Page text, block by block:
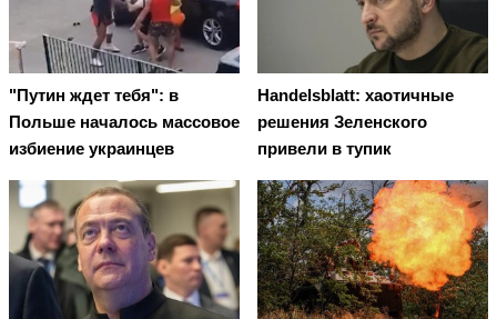
"Путин ждет тебя": в
Польше началось массовое
избиение украинцев
Handelsblatt: хаотичные
решения Зеленского
привели в тупик